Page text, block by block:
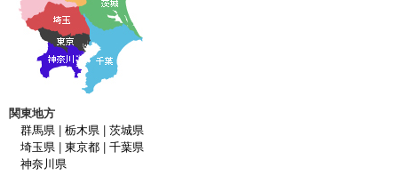
関東地方
群馬県 | 栃木県 | 茨城県
埼玉県 | 東京都 | 千葉県
神奈川県